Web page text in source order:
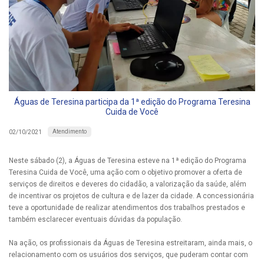
Águas de Teresina participa da 1ª edição do Programa Teresina
Cuida de Você
02/10/2021 Atendimento
Neste sábado (2), a Águas de Teresina esteve na 1ª edição do Programa
Teresina Cuida de Você, uma ação com o objetivo promover a oferta de
serviços de direitos e deveres do cidadão, a valorização da saúde, além
de incentivar os projetos de cultura e de lazer da cidade. A concessionária
teve a oportunidade de realizar atendimentos dos trabalhos prestados e
também esclarecer eventuais dúvidas da população.
Na ação, os profissionais da Águas de Teresina estreitaram, ainda mais, o
relacionamento com os usuários dos serviços, que puderam contar com